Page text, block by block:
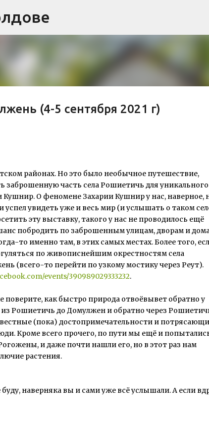
(4-5 сентября 2021 г)
районах. Но это было необычное путешествие,
заброшенную часть села Рошиетичь для уникального
О феномене Захарии Кушнир у нас, наверное,
увидеть уже и весь мир (и услышать о таком
эту выставку, такого у нас не проводилось ещё
побродить по заброшенным улицам, дворам и
то именно там, в этих самых местах. Более того,
по живописнейшим окрестностям села
(всего-то перейти по узкому мостику через Реут).
events/390989029333232.
как быстро природа отвоёвывет обратно у
из Рошиетичь до Домулжен и обратно через
(пока) достопримечательности и
Кроме всего прочего, по пути мы ещё и
и даже почти нашли его, но в этот раз нам
растения.
наверняка вы и сами уже всё услышали. А если